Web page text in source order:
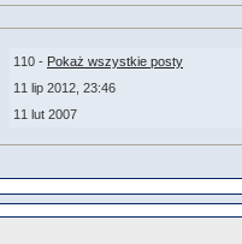
110 - Pokaż wszystkie posty
11 lip 2012, 23:46
11 lut 2007